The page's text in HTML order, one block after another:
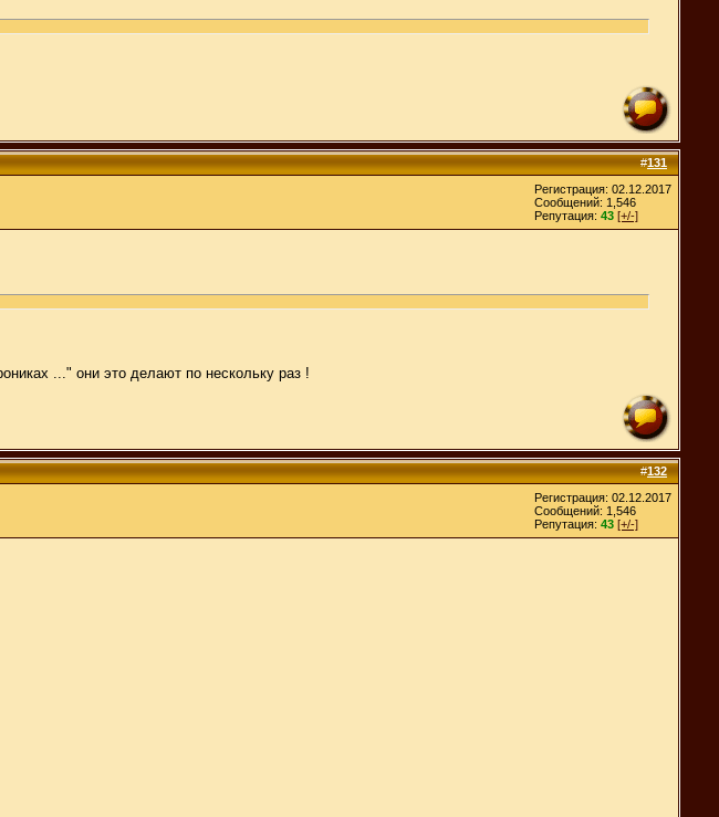
#131
Регистрация: 02.12.2017
Сообщений: 1,546
Репутация: 43 [+/-]
..." они это делают по нескольку раз !
#132
Регистрация: 02.12.2017
Сообщений: 1,546
Репутация: 43 [+/-]